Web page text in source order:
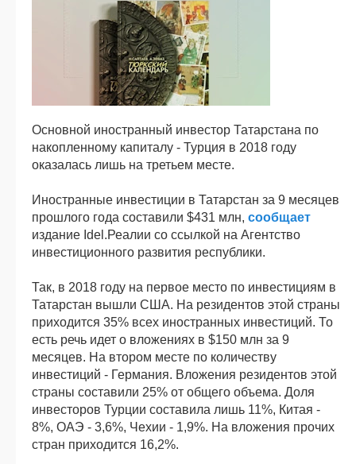
Основной иностранный инвестор Татарстана по
накопленному капиталу - Турция в 2018 году
оказалась лишь на третьем месте.
Иностранные инвестиции в Татарстан за 9 месяцев
прошлого года составили $431 млн, сообщает
издание Idel.Реалии со ссылкой на Агентство
инвестиционного развития республики.
Так, в 2018 году на первое место по инвестициям в
Татарстан вышли США. На резидентов этой страны
приходится 35% всех иностранных инвестиций. То
есть речь идет о вложениях в $150 млн за 9
месяцев. На втором месте по количеству
инвестиций - Германия. Вложения резидентов этой
страны составили 25% от общего объема. Доля
инвесторов Турции составила лишь 11%, Китая -
8%, ОАЭ - 3,6%, Чехии - 1,9%. На вложения прочих
стран приходится 16,2%.